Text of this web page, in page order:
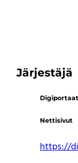
Järjestäjä
Digiportaat
Nettisivut
https://